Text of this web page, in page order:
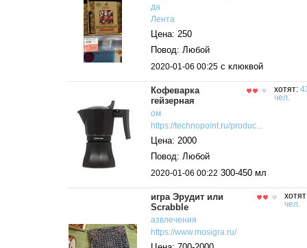
да
Лента
Цена: 250
Повод: Любой
2020-01-06 00:25 с клюквой
Кофеварка
гейзерная
хотят:
чел.
ом
https://technopoint.ru/produc...
Цена: 2000
Повод: Любой
2020-01-06 00:22 300-450 мл
игра Эрудит или
Scrabble
чел.
азвлечения
https://www.mosigra.ru/